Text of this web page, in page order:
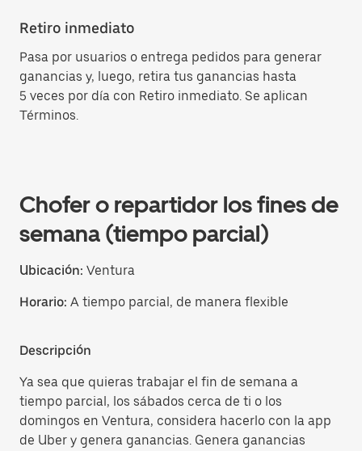
Retiro inmediato
Pasa por usuarios o entrega pedidos para generar
ganancias y, luego, retira tus ganancias hasta
5 veces por día con Retiro inmediato. Se aplican
Términos.
Chofer o repartidor los fines de
semana (tiempo parcial)
Ubicación: Ventura
Horario: A tiempo parcial, de manera flexible
Descripción
Ya sea que quieras trabajar el fin de semana a
tiempo parcial, los sábados cerca de ti o los
domingos en Ventura, considera hacerlo con la app
de Uber y genera ganancias. Genera ganancias